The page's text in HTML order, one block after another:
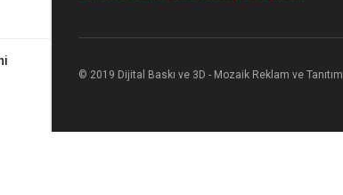
© 2019 Dijital Baskı ve 3D - Mozaik Reklam ve Tanıtım